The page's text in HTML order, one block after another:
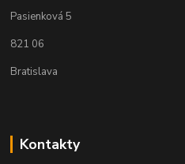
Pasienková 5
821 06
Bratislava
Kontakty